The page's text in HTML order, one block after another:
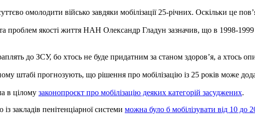
омолодити військо завдяки мобілізації 25-річних. Оскільки це
проблем якості життя НАН Олександр Гладун зазначив, що в 1998-
до ЗСУ, бо хтось не буде придатним за станом здоров’я, а хтось
штабі прогнозують, що рішення про мобілізацію із 25 років може
в цілому законопроєкт про мобілізацію деяких категорій засуджених.
закладів пенітенціарної системи можна було б мобілізувати від 10 до